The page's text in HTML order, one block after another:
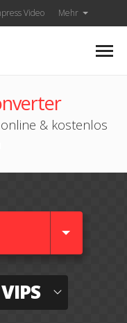
Video Mehr
& kostenlos
VIPS